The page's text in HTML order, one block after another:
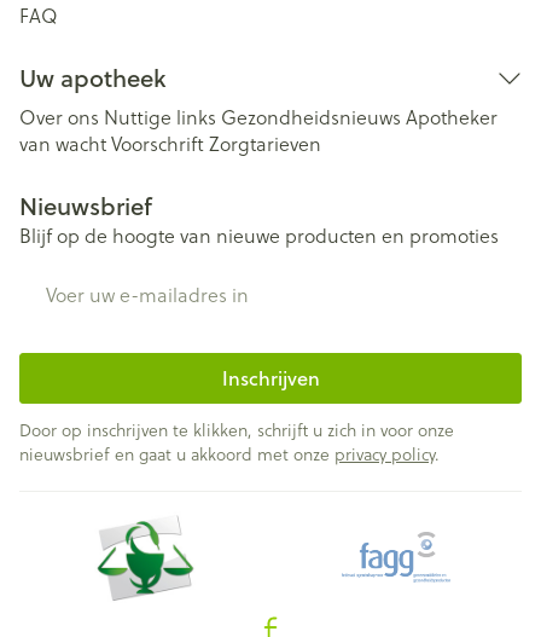
FAQ
Uw apotheek
Over ons Nuttige links Gezondheidsnieuws Apotheker
van wachtVoorschriftZorgtarieven
Nieuwsbrief
Blijf op de hoogte van nieuwe producten en promoties
Inschrijven
Door op inschrijven te klikken, schrijft u zich in voor onze
nieuwsbrief en gaat u akkoord met onze privacy policy.